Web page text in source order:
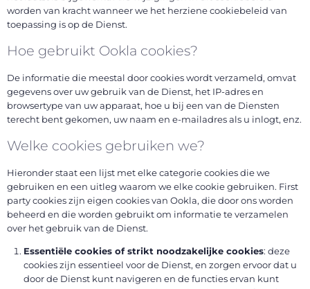
worden van kracht wanneer we het herziene cookiebeleid van
toepassing is op de Dienst.
Hoe gebruikt Ookla cookies?
De informatie die meestal door cookies wordt verzameld, omvat
gegevens over uw gebruik van de Dienst, het IP-adres en
browsertype van uw apparaat, hoe u bij een van de Diensten
terecht bent gekomen, uw naam en e-mailadres als u inlogt, enz.
Welke cookies gebruiken we?
Hieronder staat een lijst met elke categorie cookies die we
gebruiken en een uitleg waarom we elke cookie gebruiken. First
party cookies zijn eigen cookies van Ookla, die door ons worden
beheerd en die worden gebruikt om informatie te verzamelen
over het gebruik van de Dienst.
Essentiële cookies of strikt noodzakelijke cookies: deze
cookies zijn essentieel voor de Dienst, en zorgen ervoor dat u
door de Dienst kunt navigeren en de functies ervan kunt